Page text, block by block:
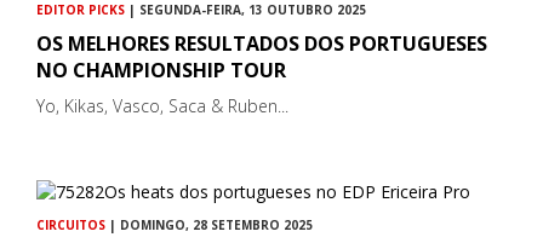
EDITOR PICKS | SEGUNDA-FEIRA, 13 OUTUBRO 2025
OS MELHORES RESULTADOS DOS PORTUGUESES
NO CHAMPIONSHIP TOUR
Yo, Kikas, Vasco, Saca & Ruben...
CIRCUITOS | DOMINGO, 28 SETEMBRO 2025